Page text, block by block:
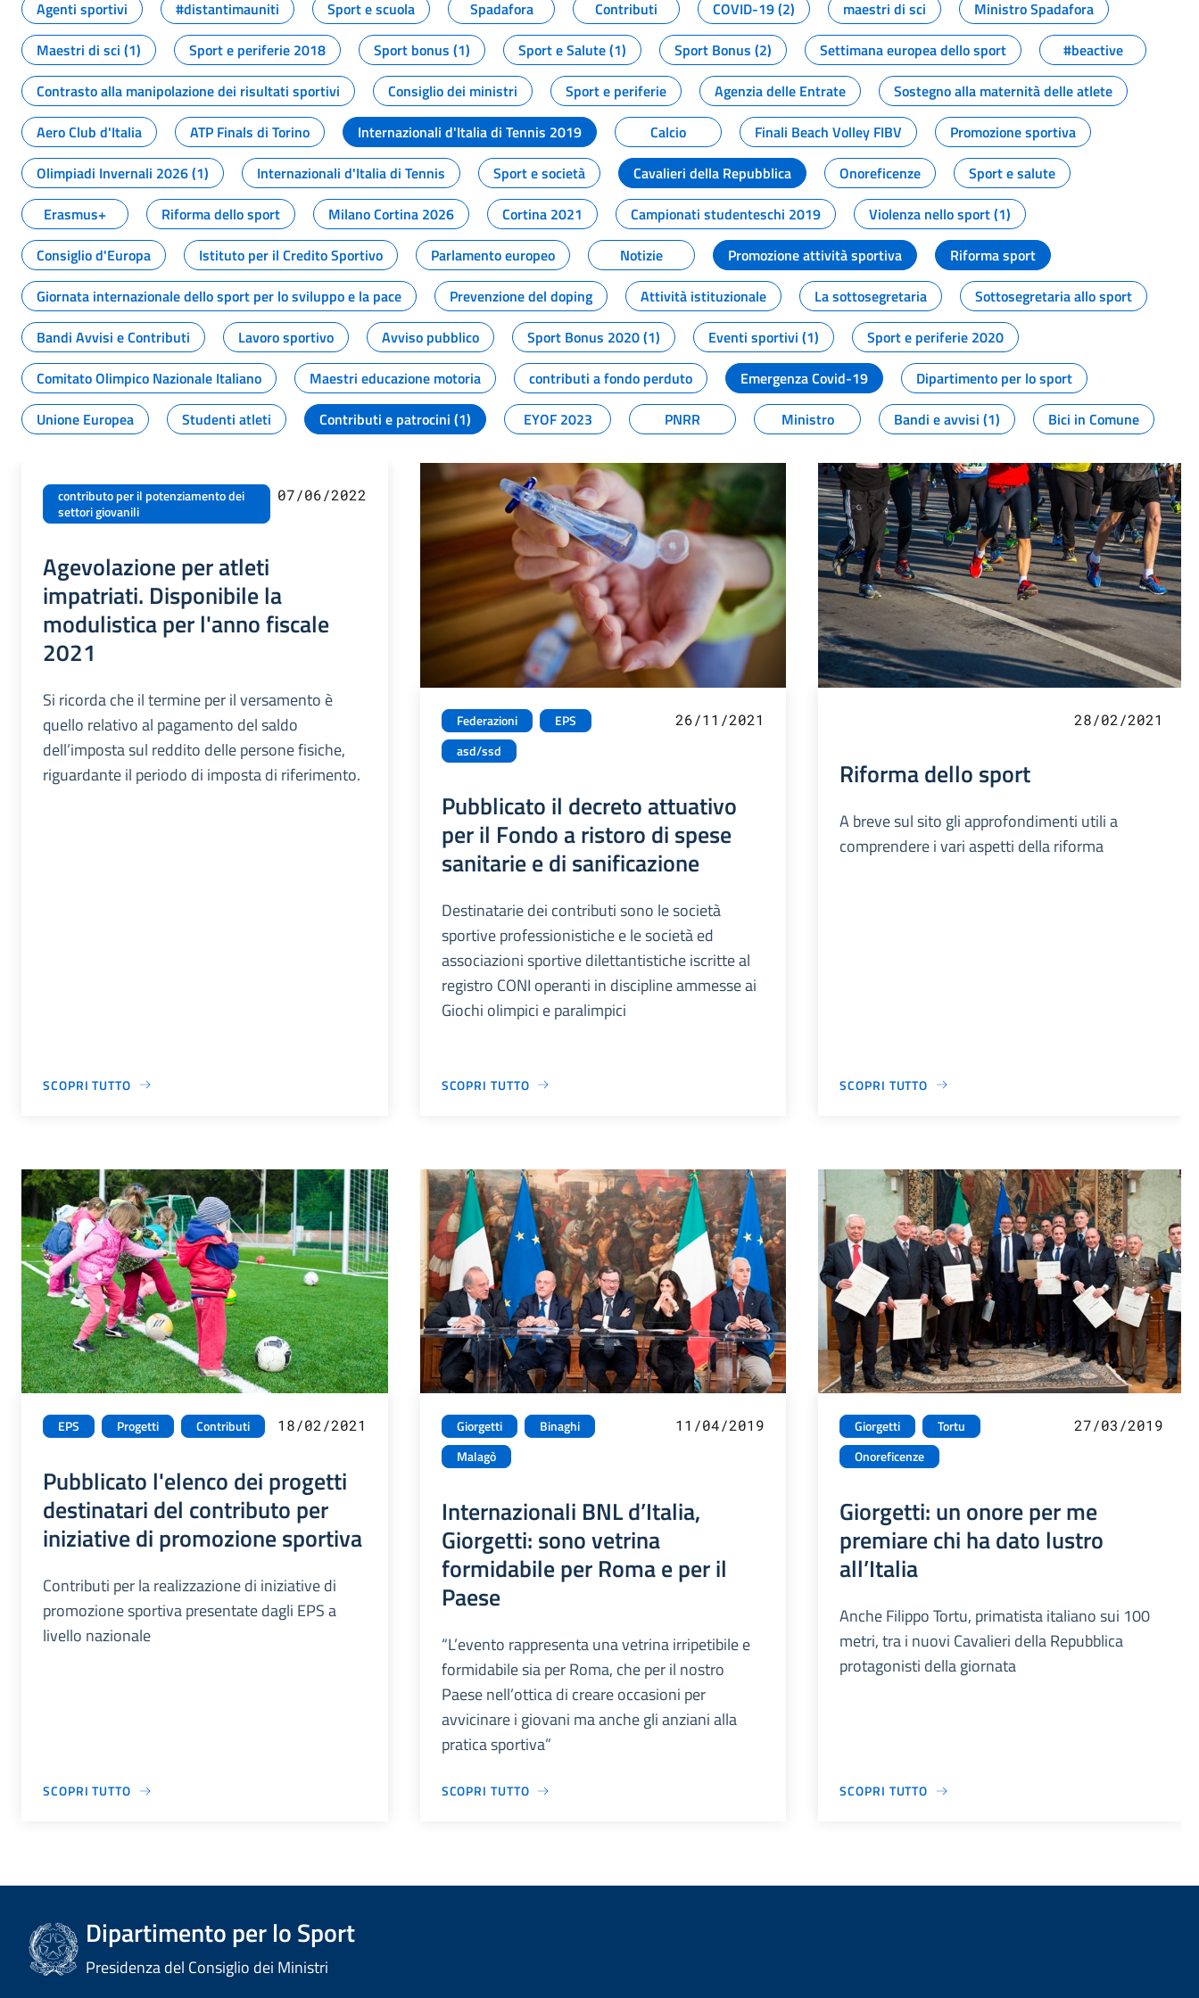
Agenti sportivi
#distantimauniti Sport e scuola Spadafora Contributi COVID-19 (2) maestri di sci
Ministro Spadafora
Maestri di sci (1)
Sport e periferie 2018 Sport bonus (1) Sport e Salute (1) Sport Bonus (2) Settimana europea dello sport
#beactive
Contrasto alla manipolazione dei risultati sportivi
Consiglio dei ministri Sport e periferie Agenzia delle Entrate
Sostegno alla maternità delle atlete
Aero Club d'Italia
ATP Finals di Torino Internazionali d'Italia di Tennis 2019 Calcio Finali Beach Volley FIBV
Promozione sportiva
Olimpiadi Invernali 2026 (1)
Internazionali d'Italia di Tennis Sport e società Cavalieri della Repubblica Onoreficenze
Sport e salute
Erasmus+
Riforma dello sport Milano Cortina 2026 Cortina 2021 Campionati studenteschi 2019
Violenza nello sport (1)
Consiglio d'Europa
Istituto per il Credito Sportivo Parlamento europeo Notizie Promozione attività sportiva
Riforma sport
Giornata internazionale dello sport per lo sviluppo e la pace
Prevenzione del doping Attività istituzionale La sottosegretaria
Sottosegretaria allo sport
Bandi Avvisi e Contributi
Lavoro sportivo Avviso pubblico Sport Bonus 2020 (1) Eventi sportivi (1)
Sport e periferie 2020
Comitato Olimpico Nazionale Italiano
Maestri educazione motoria contributi a fondo perduto Emergenza Covid-19
Dipartimento per lo sport
Unione Europea
Studenti atleti Contributi e patrocini (1) EYOF 2023 PNRR Ministro Bandi e avvisi (1) Bici in Comune
contributo per il potenziamento dei
settori giovanili
07/06/2022
Agevolazione per atleti
impatriati. Disponibile la
modulistica per l'anno fiscale
2021
Si ricorda che il termine per il versamento è
quello relativo al pagamento del saldo
dell’imposta sul reddito delle persone fisiche,
riguardante il periodo di imposta di riferimento.
SCOPRI TUTTO
Federazioni
EPS
asd/ssd
26/11/2021
Pubblicato il decreto attuativo
per il Fondo a ristoro di spese
sanitarie e di sanificazione
Destinatarie dei contributi sono le società
sportive professionistiche e le società ed
associazioni sportive dilettantistiche iscritte al
registro CONI operanti in discipline ammesse ai
Giochi olimpici e paralimpici
SCOPRI TUTTO
28/02/2021
Riforma dello sport
A breve sul sito gli approfondimenti utili a
comprendere i vari aspetti della riforma
SCOPRI TUTTO
EPS Progetti Contributi 18/02/2021
Pubblicato l'elenco dei progetti
destinatari del contributo per
iniziative di promozione sportiva
Contributi per la realizzazione di iniziative di
promozione sportiva presentate dagli EPS a
livello nazionale
SCOPRI TUTTO
Giorgetti
Binaghi
Malagò
11/04/2019
Internazionali BNL d’Italia,
Giorgetti: sono vetrina
formidabile per Roma e per il
Paese
“L’evento rappresenta una vetrina irripetibile e
formidabile sia per Roma, che per il nostro
Paese nell’ottica di creare occasioni per
avvicinare i giovani ma anche gli anziani alla
pratica sportiva”
SCOPRI TUTTO
Giorgetti
Tortu
Onoreficenze
27/03/2019
Giorgetti: un onore per me
premiare chi ha dato lustro
all’Italia
Anche Filippo Tortu, primatista italiano sui 100
metri, tra i nuovi Cavalieri della Repubblica
protagonisti della giornata
SCOPRI TUTTO
Dipartimento per lo Sport
Presidenza del Consiglio dei Ministri